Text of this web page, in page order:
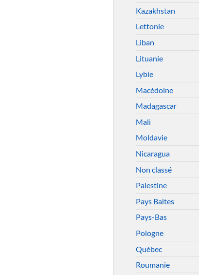
Kazakhstan
Lettonie
Liban
Lituanie
Lybie
Macédoine
Madagascar
Mali
Moldavie
Nicaragua
Non classé
Palestine
Pays Baltes
Pays-Bas
Pologne
Québec
Roumanie